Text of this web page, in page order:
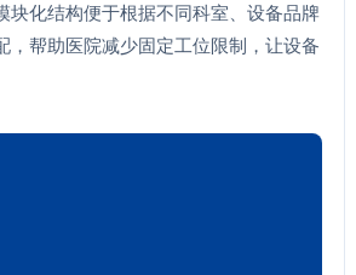
块化结构便于根据不同科室、设备品牌
，帮助医院减少固定工位限制，让设备